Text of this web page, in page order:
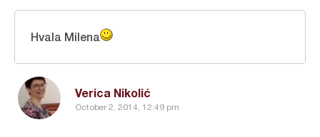
Verica Nikolić
October 2, 2014, 12:49 pm
Hvala Milena